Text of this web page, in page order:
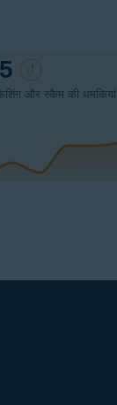
और स्कैम की धमकियां